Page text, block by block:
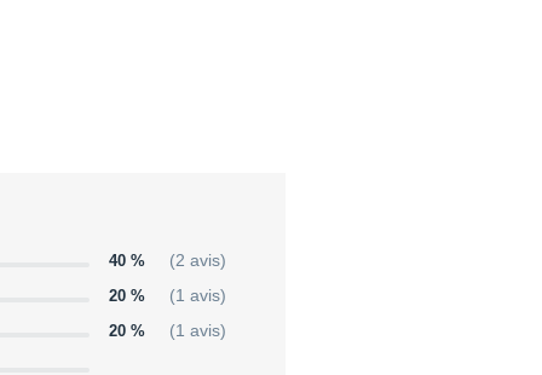
40 %
(2 avis)
20 %
(1 avis)
20 %
(1 avis)